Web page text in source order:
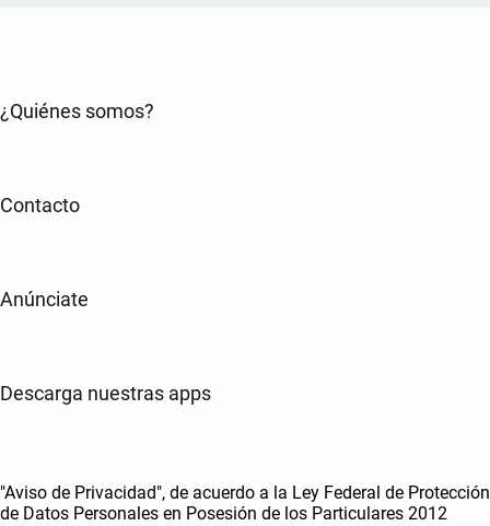
¿Quiénes somos?
Contacto
Anúnciate
Descarga nuestras apps
"Aviso de Privacidad", de acuerdo a la Ley Federal de Protección
de Datos Personales en Posesión de los Particulares 2012